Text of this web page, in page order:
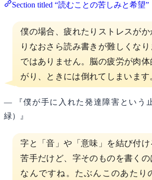
Section titled “読むことの苦しみと希望”
僕の場合、疲れたりストレスがか
りなおさら読み書きが難しくな
ではありません。脳の疲労が肉
がり、ときには倒れてしまいます
— 『僕が手に入れた発達障害という
緑）』
字と「音」や「意味」を結び付け
苦手だけど、字そのものを書くの
なんですね。たぶんこのあたり